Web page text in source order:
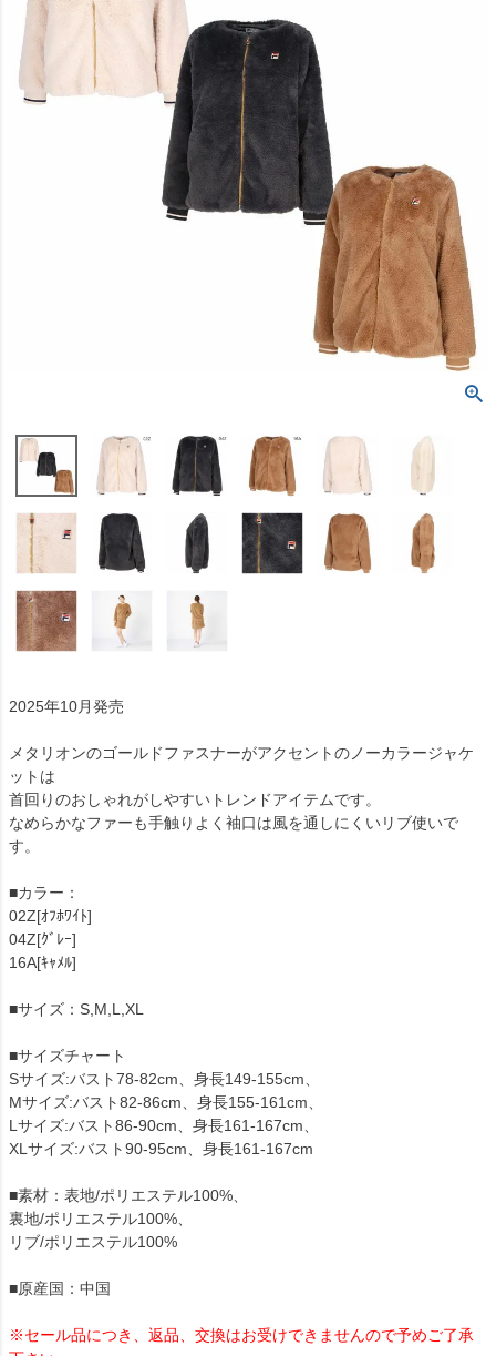
2025年10月発売
メタリオンのゴールドファスナーがアクセントのノーカラージャケ
ットは
首回りのおしゃれがしやすいトレンドアイテムです。
なめらかなファーも手触りよく袖口は風を通しにくいリブ使いで
す。
■カラー：
02Z[ｵﾌﾎﾜｲﾄ]
04Z[ｸﾞﾚｰ]
16A[ｷｬﾒﾙ]
■サイズ：S,M,L,XL
■サイズチャート
Sサイズ:バスト78-82cm、身長149-155cm、
Mサイズ:バスト82-86cm、身長155-161cm、
Lサイズ:バスト86-90cm、身長161-167cm、
XLサイズ:バスト90-95cm、身長161-167cm
■素材：表地/ポリエステル100%、
裏地/ポリエステル100%、
リブ/ポリエステル100%
■原産国：中国
※セール品につき、返品、交換はお受けできませんので予めご了承